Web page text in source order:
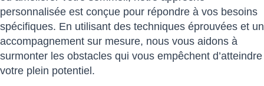
personnalisée est conçue pour répondre à vos besoins
spécifiques. En utilisant des techniques éprouvées et un
accompagnement sur mesure, nous vous aidons à
surmonter les obstacles qui vous empêchent d’atteindre
votre plein potentiel.